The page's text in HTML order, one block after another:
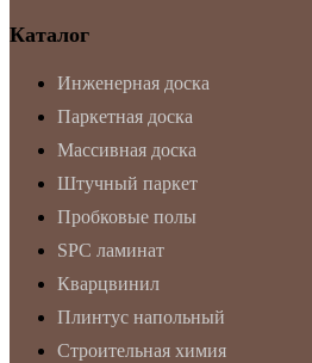
Каталог
Инженерная доска
Паркетная доска
Массивная доска
Штучный паркет
Пробковые полы
SPC ламинат
Кварцвинил
Плинтус напольный
Строительная химия